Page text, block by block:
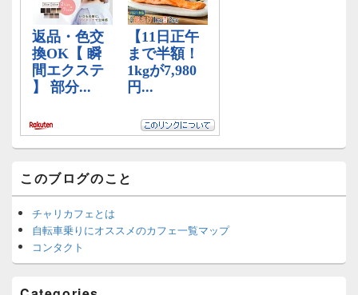
このブログのこと
チャリカフェとは
自転車乗りにオススメのカフェ一覧マップ
コンタクト